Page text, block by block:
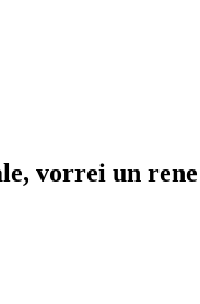
vorrei un